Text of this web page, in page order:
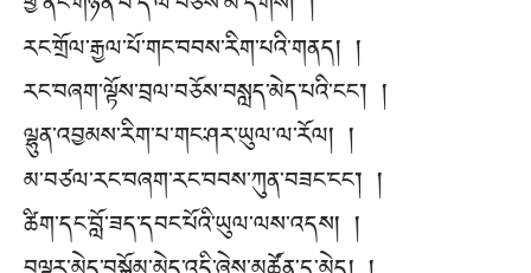
རང་གྲོལ་རྒྱལ་པོ་གང་བབས་རིག་པའི་གནད། །
རང་བཞག་ལྟོས་བྲལ་བཅོས་བསླད་མེད་པའི་ངང༌། །
ལྷུན་འབྱམས་རིག་པ་གང་ཤར་ཡུལ་ལ་རོལ། །
མ་བཙལ་རང་བཞག་རང་བབས་ཀུན་བཟང་ངང༌། །
ཚིག་དང་བློ་ཟད་དབང་པོའི་ཡུལ་ལས་འདས། །